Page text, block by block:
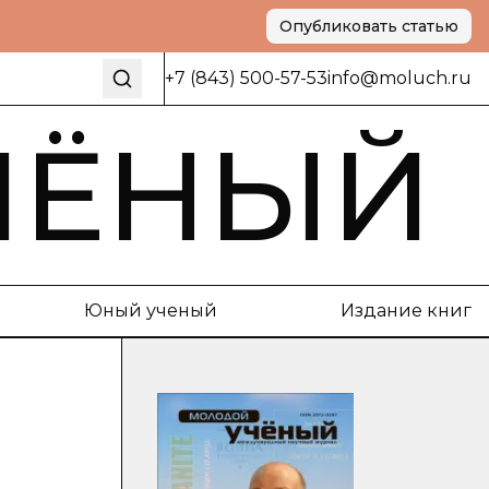
Опубликовать статью
+7 (843) 500-57-53info@moluch.ru
Юный ученый Издание книг